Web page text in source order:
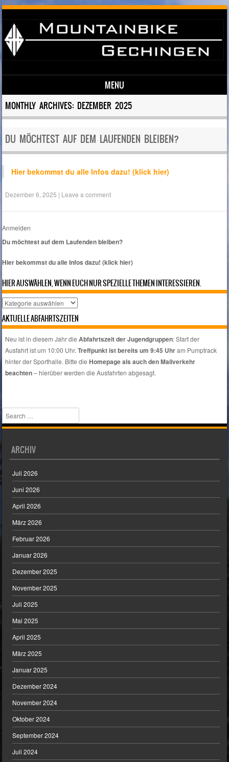
MENU
Skip to content
MONTHLY ARCHIVES: DEZEMBER 2025
DU MÖCHTEST AUF DEM LAUFENDEN BLEIBEN?
Hier bekommst du alle Infos dazu! (klick hier)
Dezember 6, 2025 | Leave a comment
Anmelden
Du möchtest auf dem Laufenden bleiben?
Hier bekommst du alle Infos dazu! (klick hier)
HIER AUSWÄHLEN, WENN EUCH NUR SPEZIELLE THEMEN INTERESSIEREN.
Hier
auswählen,
wenn
Themen
interessieren.
AKTUELLE ABFAHRTSZEITEN
Neu ist in diesem Jahr dieAbfahrtszeit der Jugendgruppen: Start der
Ausfahrt ist um 10:00 Uhr.Treffpunkt ist bereits um 9:45 Uhram Pumptrack
hinter der Sporthalle. Bitte dieHomepage als auch den Mailverkehr
beachten– hierüber werden die Ausfahrten abgesagt.
Search
ARCHIV
Juli 2026
Juni 2026
April 2026
März 2026
Februar 2026
Januar 2026
Dezember 2025
November 2025
Juli 2025
Mai 2025
April 2025
März 2025
Januar 2025
Dezember 2024
November 2024
Oktober 2024
September 2024
Juli 2024